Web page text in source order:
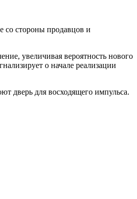
со стороны продавцов и
увеличивая вероятность нового
о начале реализации
дверь для восходящего импульса.